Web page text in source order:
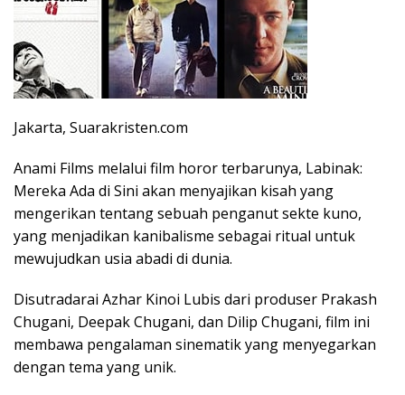
Jakarta, Suarakristen.com
Anami Films melalui film horor terbarunya, Labinak:
Mereka Ada di Sini akan menyajikan kisah yang
mengerikan tentang sebuah penganut sekte kuno,
yang menjadikan kanibalisme sebagai ritual untuk
mewujudkan usia abadi di dunia.
Disutradarai Azhar Kinoi Lubis dari produser Prakash
Chugani, Deepak Chugani, dan Dilip Chugani, film ini
membawa pengalaman sinematik yang menyegarkan
dengan tema yang unik.